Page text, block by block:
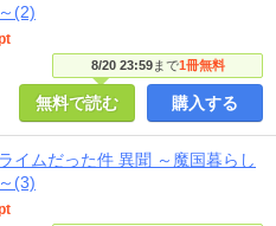
(2)
8/20 23:59まで1冊無料
無料で読む 購入する
イムだった件 異聞 ～魔国暮らし
(3)